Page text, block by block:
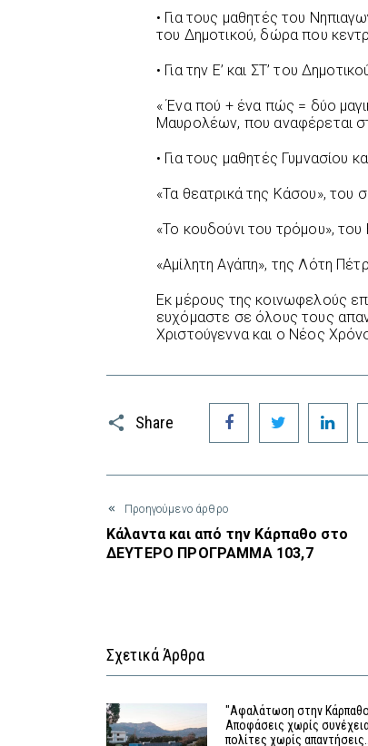
• Για τους μαθητές του
του Δημοτικού, δώρα που
• Για την Ε’ και ΣΤ’ του
« Ένα πού + ένα πώς = δύο
Μαυρολέων, που αναφέρεται
• Για τους μαθητές Γυμνασίου
«Τα θεατρικά της Κάσου», του
«Το κουδούνι του τρόμου», του
«Αμίλητη Αγάπη», της Λότη
Εκ μέρους της κοινωφελούς
ευχόμαστε σε όλους τους
Χριστούγεννα και ο Νέος
Share
Facebook Twitter
Προηγούμενο άρθρο
Κάλαντα και από την Κάρπαθο στο
ΔΕΥΤΕΡΟ ΠΡΟΓΡΑΜΜΑ 103,7
Σχετικά Άρθρα
"Αφαλάτωση στην
Αποφάσεις χωρίς
πολίτες χωρίς απαντήσεις…